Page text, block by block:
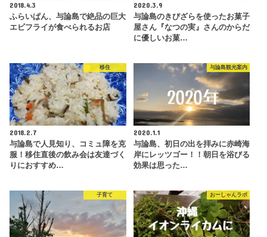
2018.4.3
ふらいぱん、与論島で絶品の巨大
エビフライが食べられるお店
2020.3.9
与論島のきびざらを使ったお菓子
屋さん『なつの実』さんのからだ
に優しいお菓…
移住
2018.2.7
与論島で人見知り、コミュ障を克
服！移住直後の飲み会は友達づく
りにおすすめ…
与論島観光案内
2020.1.1
与論島、初日の出を拝みに赤崎海
岸にレッツゴー！！朝日を浴びる
効果は思った…
子育て おーしゃんラボ